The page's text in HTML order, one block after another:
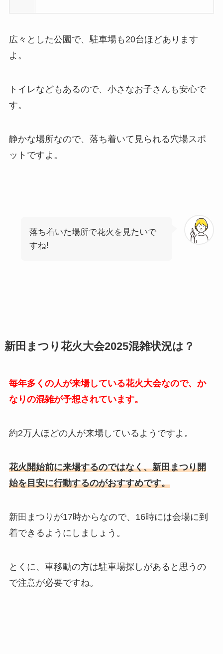
広々とした公園で、駐車場も20台ほどあります
よ。
トイレなどもあるので、小さなお子さんも安心で
す。
静かな場所なので、落ち着いて見られる穴場スポ
ットですよ。
落ち着いた場所で花火を見たいで
すね!
新田まつり花火大会2025混雑状況は？
毎年多くの人が来場している花火大会なので、か
なりの混雑が予想されています。
約2万人ほどの人が来場しているようですよ。
花火開始前に来場するのではなく、新田まつり開
始を目安に行動するのがおすすめです。
新田まつりが17時からなので、16時には会場に到
着できるようにしましょう。
とくに、車移動の方は駐車場探しがあると思うの
で注意が必要ですね。